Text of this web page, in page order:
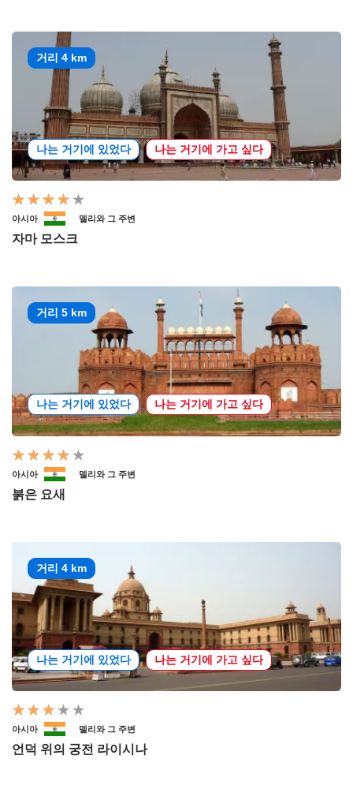
거리 4 km
나는 거기에 있었다 나는 거기에 가고 싶다
아시아 델리와 그 주변
자마 모스크
거리 5 km
나는 거기에 있었다 나는 거기에 가고 싶다
아시아 델리와 그 주변
붉은 요새
거리 4 km
나는 거기에 있었다 나는 거기에 가고 싶다
아시아 델리와 그 주변
언덕 위의 궁전 라이시나